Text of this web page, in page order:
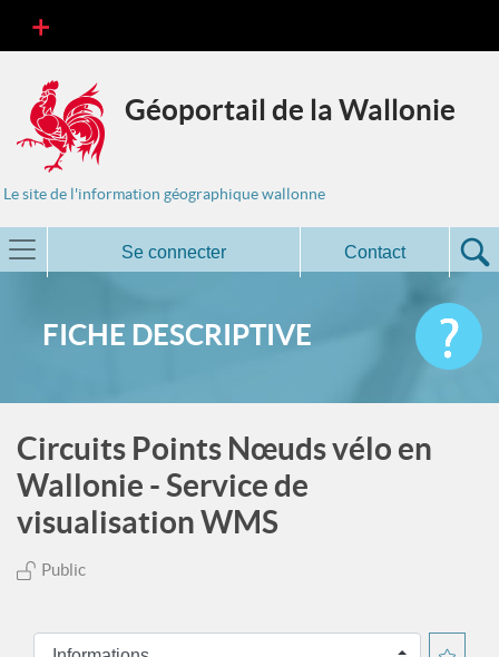
Géoportail de la Wallonie
Le site de l'information géographique wallonne
Se connecter Contact
FICHE DESCRIPTIVE
Circuits Points Nœuds vélo en
Wallonie - Service de
visualisation WMS
Public